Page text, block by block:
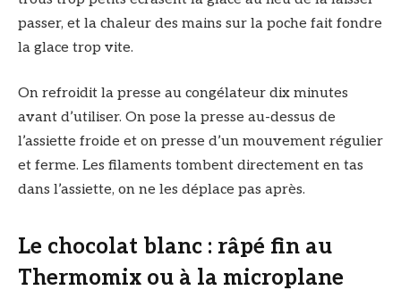
passer, et la chaleur des mains sur la poche fait fondre
la glace trop vite.
On refroidit la presse au congélateur dix minutes
avant d’utiliser. On pose la presse au-dessus de
l’assiette froide et on presse d’un mouvement régulier
et ferme. Les filaments tombent directement en tas
dans l’assiette, on ne les déplace pas après.
Le chocolat blanc : râpé fin au
Thermomix ou à la microplane